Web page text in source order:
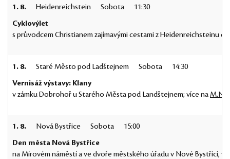
1. 8. Heidenreichstein Sobota
11:30
Cyklovýlet
s průvodcem Christianem zajímavými cestami z Heidenreichsteinu
1. 8. Staré Město pod Ladštejnem Sobota
14:30
Vernisáž výstavy: Klany
v zámku Dobrohoř u Starého Města pod Landštejnem; více na
1. 8. Nová Bystřice Sobota
15:00
Den města Nová Bystřice
na Mírovém náměstí a ve dvoře městského úřadu v Nové Bystřici,